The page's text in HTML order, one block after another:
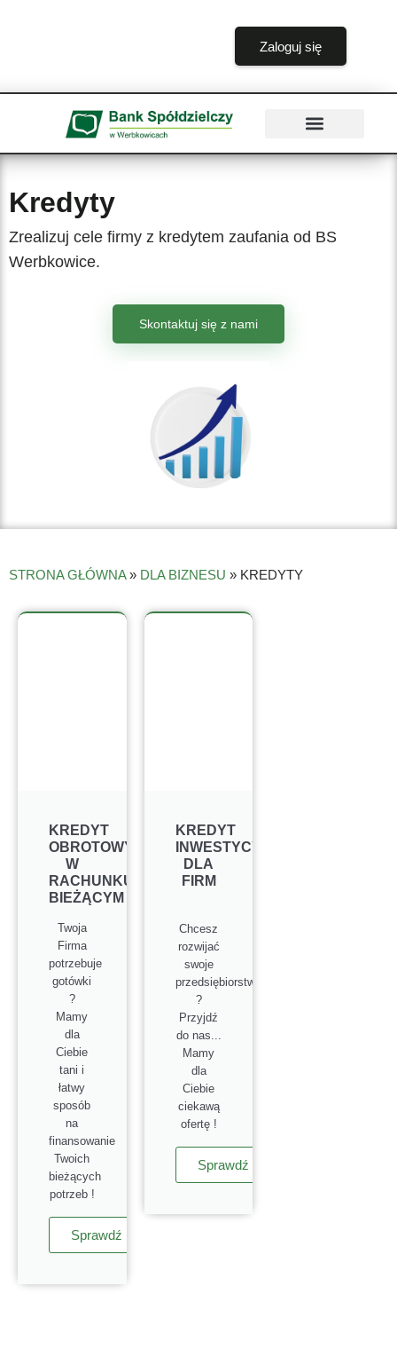
Zaloguj się
Kredyty
Zrealizuj cele firmy z kredytem zaufania od BS
Werbkowice.
Skontaktuj się z nami
STRONA GŁÓWNA» DLA BIZNESU » KREDYTY
KREDYT
OBROTOWY
W
RACHUNKU
BIEŻĄCYM
Twoja
Firma
potrzebuje
gotówki
?
Mamy
dla
Ciebie
tani i
łatwy
sposób
na
finansowanie
Twoich
bieżących
potrzeb !
Sprawdź
KREDYT
INWESTYCYJNY
DLA
FIRM
Chcesz
rozwijać
swoje
przedsiębiorstwo
?
Przyjdź
do nas...
Mamy
dla
Ciebie
ciekawą
ofertę !
Sprawdź